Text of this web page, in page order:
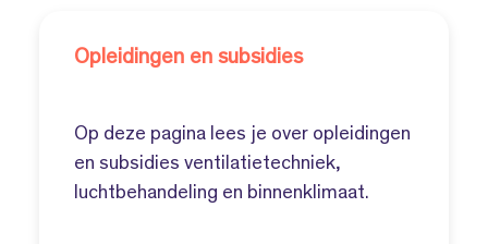
Opleidingen en subsidies
Op deze pagina lees je over opleidingen
en subsidies ventilatietechniek,
luchtbehandeling en binnenklimaat.